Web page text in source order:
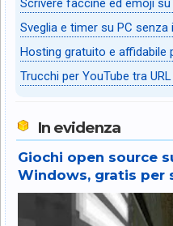
Scrivere faccine ed emoji
Sveglia e timer su PC
Hosting gratuito e affidabile
Trucchi per YouTube tra
In evidenza
Giochi open source
Windows, gratis per